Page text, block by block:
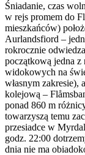
Śniadanie, czas
w rejs promem do
mieszkańców)
Aurlandsfiord –
rokrocznie
początkową jedna
widokowych na
własnym zakresie),
kolejową –
ponad 860 m
towarzyszą temu
przesiadce w
godz. 22:00
dnia nie ma